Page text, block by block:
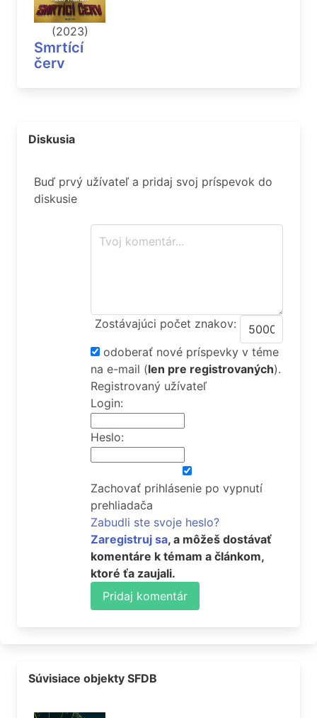
(2023)
Smrtící
červ
Diskusia
Buď prvý užívateľ a pridaj svoj príspevok do
diskusie
Zostávajúci počet znakov:
odoberať nové príspevky v téme
na e-mail (len pre registrovaných).
Registrovaný užívateľ
Login:
Heslo:
Zachovať prihlásenie po vypnutí
prehliadača
Zabudli ste svoje heslo?
Zaregistruj sa, a môžeš dostávať
komentáre k témam a článkom,
ktoré ťa zaujali.
Pridaj komentár
Súvisiace objekty SFDB